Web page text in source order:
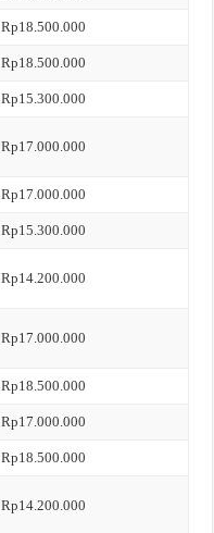
Rp18.500.000
Rp18.500.000
Rp15.300.000
Rp17.000.000
Rp17.000.000
Rp15.300.000
Rp14.200.000
Rp17.000.000
Rp18.500.000
Rp17.000.000
Rp18.500.000
Rp14.200.000